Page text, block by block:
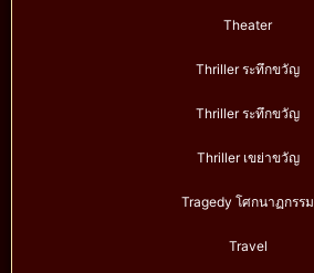
Theater
Thriller ระทึกขวัญ
Thriller ระทึกขวัญ
Thriller เขย่าขวัญ
Tragedy โศกนาฏกรรม
Travel